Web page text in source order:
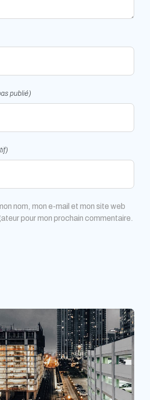
publié)
nom, mon e-mail et mon site web
pour mon prochain commentaire.